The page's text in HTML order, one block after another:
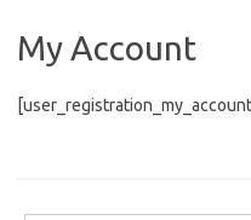
My Account